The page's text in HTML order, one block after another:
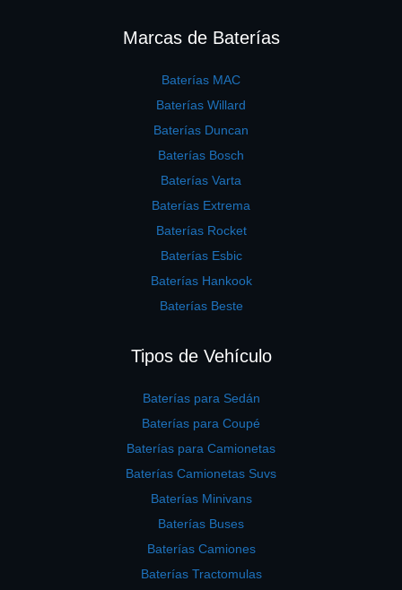
Marcas de Baterías
Baterías MAC
Baterías Willard
Baterías Duncan
Baterías Bosch
Baterías Varta
Baterías Extrema
Baterías Rocket
Baterías Esbic
Baterías Hankook
Baterías Beste
Tipos de Vehículo
Baterías para Sedán
Baterías para Coupé
Baterías para Camionetas
Baterías Camionetas Suvs
Baterías Minivans
Baterías Buses
Baterías Camiones
Baterías Tractomulas